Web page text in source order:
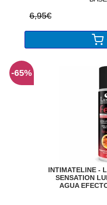
6,95€
INTIMATELINE -
SENSATION
AGUA
-65%